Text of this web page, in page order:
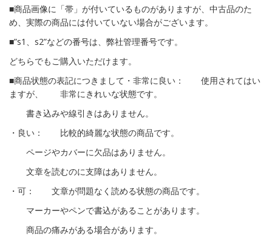
■商品画像に「帯」が付いているものがありますが、中古品のた
め、実際の商品には付いていない場合がございます。
■”s1、s2”などの番号は、弊社管理番号です。
どちらでもご購入いただけます。
■商品状態の表記につきまして・非常に良い： 使用されてはい
ますが、 非常にきれいな状態です。
書き込みや線引きはありません。
・良い： 比較的綺麗な状態の商品です。
ページやカバーに欠品はありません。
文章を読むのに支障はありません。
・可： 文章が問題なく読める状態の商品です。
マーカーやペンで書込があることがあります。
商品の痛みがある場合があります。